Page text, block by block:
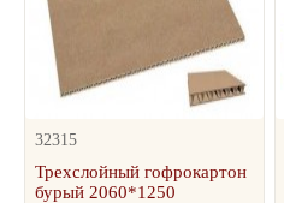
32315
Трехслойный гофрокартон
бурый 2060*1250